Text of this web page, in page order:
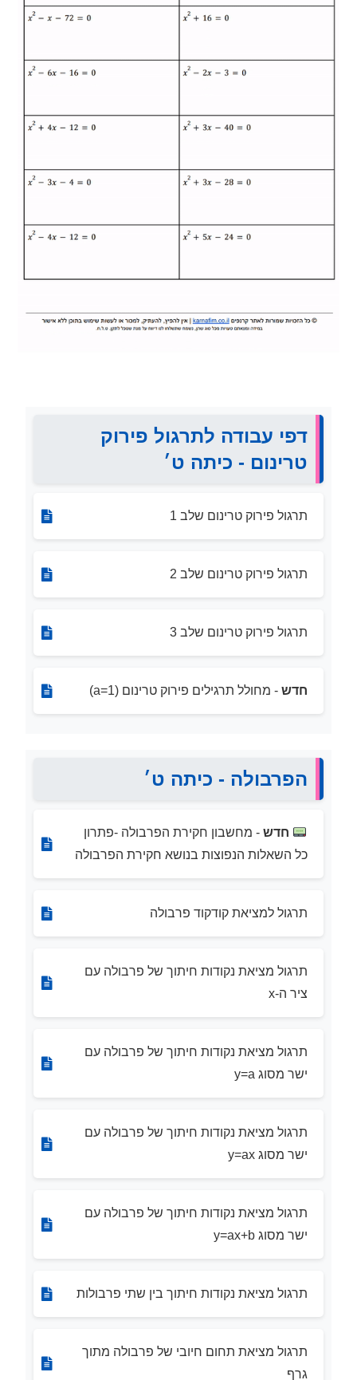
דפי עבודה לתרגול פירוק
טרינום - כיתה ט׳
תרגול פירוק טרינום שלב 1
תרגול פירוק טרינום שלב 2
תרגול פירוק טרינום שלב 3
חדש - מחולל תרגילים פירוק טרינום (a=1)
הפרבולה - כיתה ט׳
חדש- מחשבון חקירת הפרבולה -פתרון
כל השאלות הנפוצות בנושא חקירת הפרבולה
תרגול למציאת קודקוד פרבולה
תרגול מציאת נקודות חיתוך של פרבולה עם
ציר ה-x
תרגול מציאת נקודות חיתוך של פרבולה עם
ישר מסוג y=a
תרגול מציאת נקודות חיתוך של פרבולה עם
ישר מסוג y=ax
תרגול מציאת נקודות חיתוך של פרבולה עם
ישר מסוג y=ax+b
תרגול מציאת נקודות חיתוך בין שתי פרבולות
תרגול מציאת תחום חיובי של פרבולה מתוך
גרף